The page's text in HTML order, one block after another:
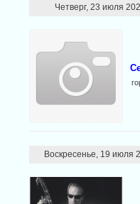
Четверг, 23 июля
Воскресенье, 19 июля